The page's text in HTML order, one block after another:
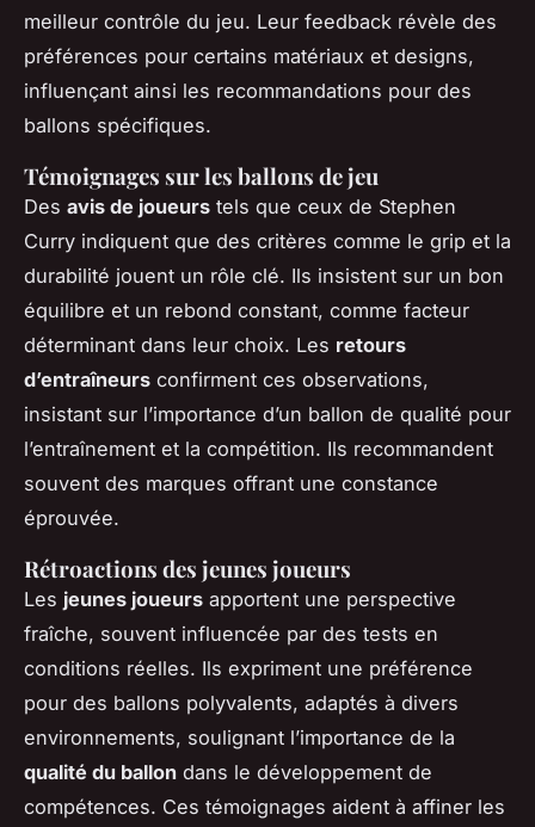
meilleur contrôle du jeu. Leur feedback révèle des
préférences pour certains matériaux et designs,
influençant ainsi les recommandations pour des
ballons spécifiques.
Témoignages sur les ballons de jeu
Des avis de joueurs tels que ceux de Stephen
Curry indiquent que des critères comme le grip et la
durabilité jouent un rôle clé. Ils insistent sur un bon
équilibre et un rebond constant, comme facteur
déterminant dans leur choix. Les retours
d’entraîneurs confirment ces observations,
insistant sur l’importance d’un ballon de qualité pour
l’entraînement et la compétition. Ils recommandent
souvent des marques offrant une constance
éprouvée.
Rétroactions des jeunes joueurs
Les jeunes joueurs apportent une perspective
fraîche, souvent influencée par des tests en
conditions réelles. Ils expriment une préférence
pour des ballons polyvalents, adaptés à divers
environnements, soulignant l’importance de la
qualité du ballon dans le développement de
compétences. Ces témoignages aident à affiner les